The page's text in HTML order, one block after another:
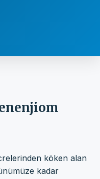
köken alan
kadar